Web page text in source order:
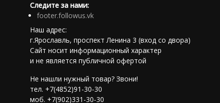
Следите за нами:
footer.followus.vk
Наш адрес:
г.Ярославль, проспект Ленина 3 (вход со двора)
Сайт носит информационный характер
и не является публичной офертой
Не нашли нужный товар? Звони!
тел. +7(4852)91-30-30
моб. +7(902)331-30-30